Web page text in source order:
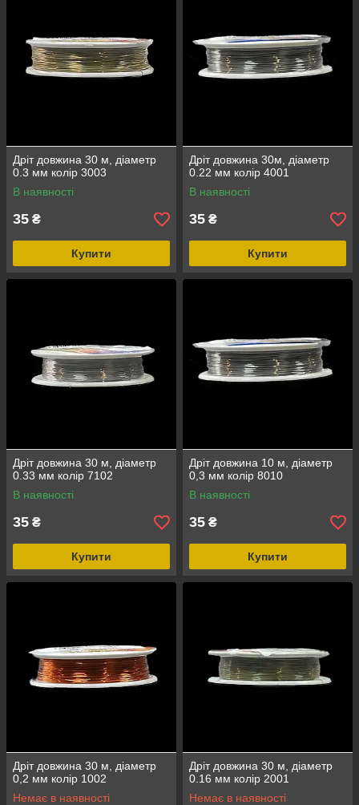
Дріт довжина 30 м, діаметр
0.3 мм колір 3003
В наявності
35 ₴
Купити
Дріт довжина 30м, діаметр
0.22 мм колір 4001
В наявності
35 ₴
Купити
Дріт довжина 30 м, діаметр
0.33 мм колір 7102
В наявності
35 ₴
Купити
Дріт довжина 10 м, діаметр
0,3 мм колір 8010
В наявності
35 ₴
Купити
Дріт довжина 30 м, діаметр
0,2 мм колір 1002
Немає в наявності
Дріт довжина 30 м, діаметр
0.16 мм колір 2001
Немає в наявності